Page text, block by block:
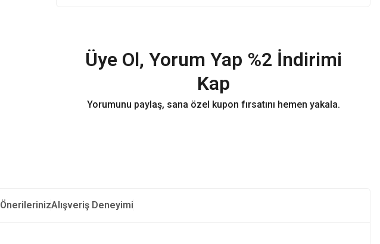
Üye Ol, Yorum Yap %2 İndirimi
Kap
Yorumunu paylaş, sana özel kupon fırsatını hemen yakala.
ÖnerilerinizAlışveriş Deneyimi